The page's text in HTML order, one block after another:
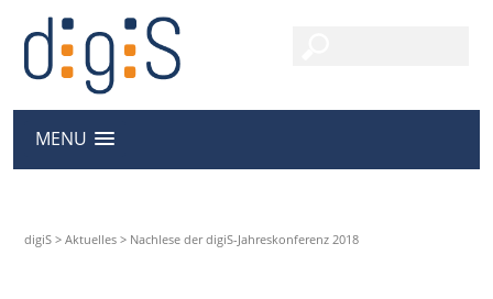
MENU
digiS >Aktuelles > Nachlese der digiS-Jahreskonferenz 2018